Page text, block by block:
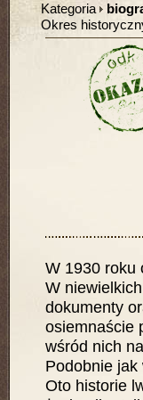
Kategoria
Okres
W 1930 roku
W
dokumenty
osiemnaście
wśród nich
Podobnie
Oto historie